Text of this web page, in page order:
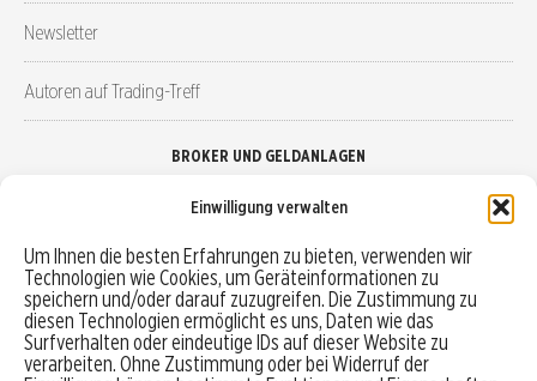
Einwilligung verwalten
Um Ihnen die besten Erfahrungen zu bieten, verwenden wir
Technologien wie Cookies, um Geräteinformationen zu
speichern und/oder darauf zuzugreifen. Die Zustimmung zu
diesen Technologien ermöglicht es uns, Daten wie das
Surfverhalten oder eindeutige IDs auf dieser Website zu
verarbeiten. Ohne Zustimmung oder bei Widerruf der
Newsletter
Autoren auf Trading-Treff
BROKER UND GELDANLAGEN
Robo-Advisor vergleichen
Depotvergleich